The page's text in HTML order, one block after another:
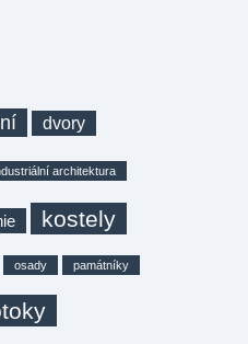
dvory
architektura
kostely
osady památníky